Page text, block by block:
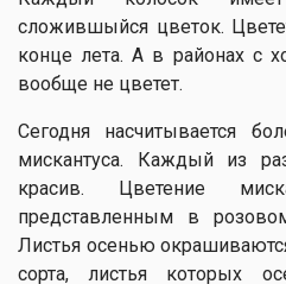
сложившыйся цветок.
конце лета. А в районах с
вообще не цветет.
Сегодня насчитывается
мискантуса. Каждый из
красив. Цветение
представленным в
Листья осенью
сорта, листья которых